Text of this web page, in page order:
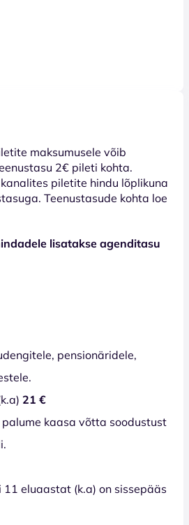
maksumusele võib
2€ pileti kohta.
piletite hindu lõplikuna
Teenustasude kohta loe
lisatakse agenditasu
pensionäridele,
21 €
kaasa võtta soodustust
11 eluaastat (k.a) on sissepääs